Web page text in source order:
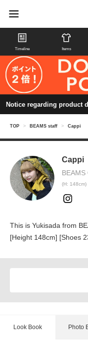
Timeline Items
Notice regarding product
TOP > BEAMS staff > Cappi
Cappi
BEAMS
(H: 148cm)
This is Yukisada from
[Height 148cm] [Shoes
Look Book Photo